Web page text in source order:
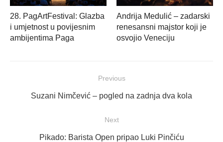
28. PagArtFestival: Glazba
i umjetnost u povijesnim
ambijentima Paga
Andrija Medulić – zadarski
renesansni majstor koji je
osvojio Veneciju
objava
Previous
Previous
Suzani Nimčević – pogled na zadnja dva kola
Next
Next
Pikado: Barista Open pripao Luki Pinčiću